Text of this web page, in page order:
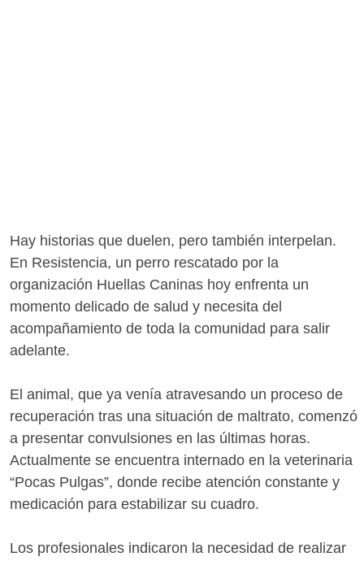
Hay historias que duelen, pero también interpelan.
En Resistencia, un perro rescatado por la
organización Huellas Caninas hoy enfrenta un
momento delicado de salud y necesita del
acompañamiento de toda la comunidad para salir
adelante.
El animal, que ya venía atravesando un proceso de
recuperación tras una situación de maltrato, comenzó
a presentar convulsiones en las últimas horas.
Actualmente se encuentra internado en la veterinaria
“Pocas Pulgas”, donde recibe atención constante y
medicación para estabilizar su cuadro.
Los profesionales indicaron la necesidad de realizar